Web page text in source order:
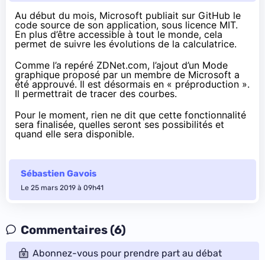
Au début du mois, Microsoft publiait sur GitHub le
code source de son application, sous licence MIT.
En plus d’être accessible à tout le monde, cela
permet de suivre les évolutions de la calculatrice.
Comme l’a repéré ZDNet.com, l’ajout d’un Mode
graphique proposé par un membre de Microsoft a
été approuvé. Il est désormais en « préproduction ».
Il permettrait de tracer des courbes.
Pour le moment, rien ne dit que cette fonctionnalité
sera finalisée, quelles seront ses possibilités et
quand elle sera disponible.
Sébastien Gavois
Le 25 mars 2019 à 09h41
Commentaires (6)
Abonnez-vous pour prendre part au débat